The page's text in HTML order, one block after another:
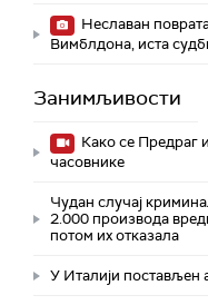
Неславан
Вимблдона, иста
Занимљивости
Како се Предраг
часовнике
Чудан случај
2.000 производа
потом их отказала
У Италији постављен